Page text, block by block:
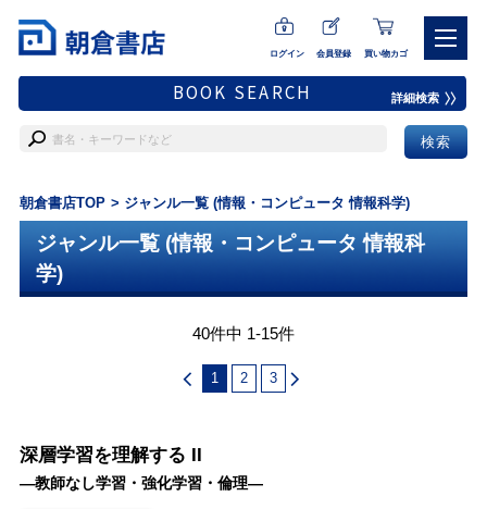
ログイン 会員登録 買い物カゴ
BOOK SEARCH 詳細検索
朝倉書店TOP ジャンル一覧 (情報・コンピュータ 情報科学)
ジャンル一覧 (情報・コンピュータ 情報科
学)
40件中 1-15件
1 2 3
深層学習を理解する II
―教師なし学習・強化学習・倫理―